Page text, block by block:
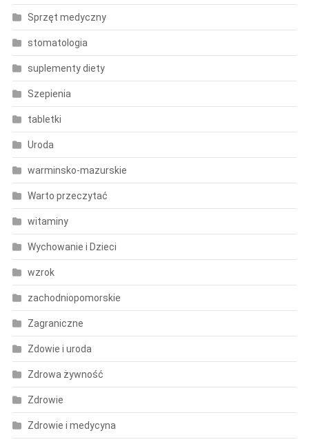
Sprzęt medyczny
stomatologia
suplementy diety
Szepienia
tabletki
Uroda
warminsko-mazurskie
Warto przeczytać
witaminy
Wychowanie i Dzieci
wzrok
zachodniopomorskie
Zagraniczne
Zdowie i uroda
Zdrowa żywność
Zdrowie
Zdrowie i medycyna